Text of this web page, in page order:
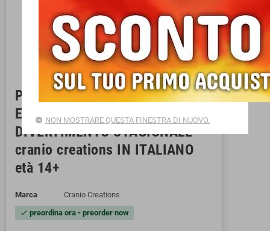
PACK EROE 2 espansione per
EMBERLEAF gioco da tavolo
DIVERTIMENTO STAGIONALE
cranio creations IN ITALIANO
età 14+
Marca Cranio Creations
check preordina ora - preorder now
NON MOSTRARE QUESTA FINESTRA DI NUOVO.